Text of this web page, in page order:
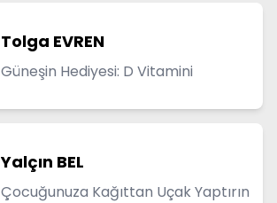
Tolga EVREN
Güneşin Hediyesi: D Vitamini
Yalçın BEL
Çocuğunuza Kağıttan Uçak Yaptırın